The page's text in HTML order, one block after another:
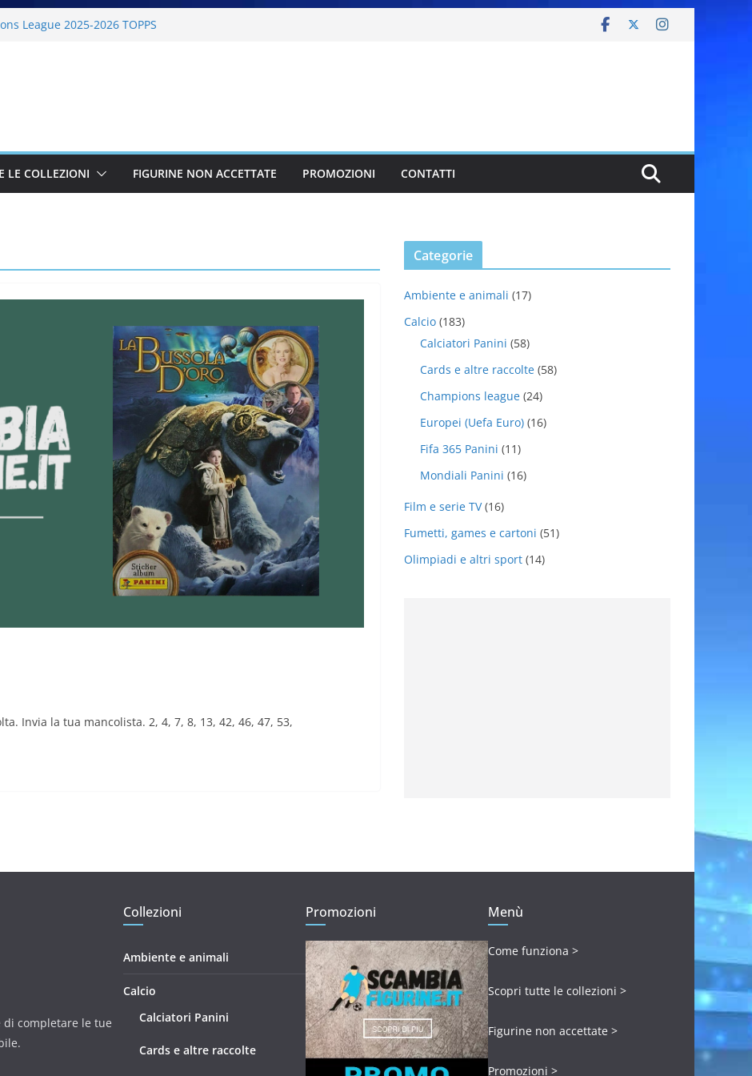
League 2025-2026 TOPPS
2026 PANINI
B BKT 2025-2026 PANINI
LE COLLEZIONI FIGURINE NON ACCETTATE PROMOZIONI CONTATTI
Invia la tua mancolista. 2, 4, 7, 8, 13, 42, 46, 47, 53,
Categorie
Ambiente e animali (17)
Calcio (183)
Calciatori Panini (58)
Cards e altre raccolte (58)
Champions league (24)
Europei (Uefa Euro) (16)
Fifa 365 Panini (11)
Mondiali Panini (16)
Film e serie TV(16)
Fumetti, games e cartoni (51)
Olimpiadi e altri sport (14)
completare le tue
Collezioni
Ambiente e animali
Calcio
Calciatori Panini
Cards e altre raccolte
Promozioni Menù
Come funziona >
Scopri tutte le collezioni >
Figurine non accettate >
Promozioni >